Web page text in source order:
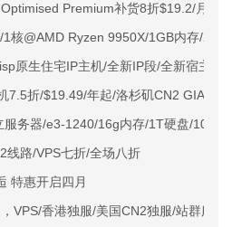
Premium补货8折$19.2/月起
核@AMD Ryzen 9950X/1GB内存/
原生住宅IP主机/全新IP段/全新宿主机
7.5折/$19.49/年起/洛杉矶CN2 GIA/日
务器/e3-1240/16g内存/1T硬盘/10T
线路/VPS七折/全场八折
特惠开启四月
VPS/香港独服/美国CN2独服/站群服务